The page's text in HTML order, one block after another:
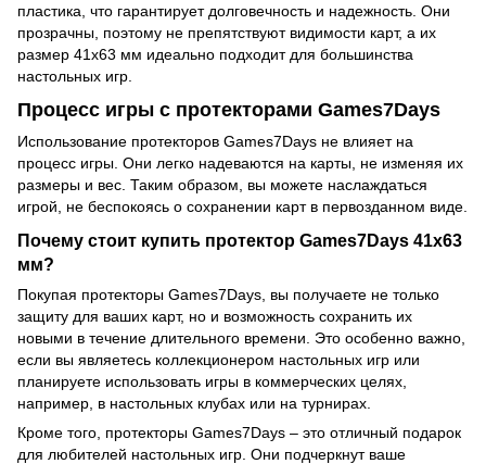
пластика, что гарантирует долговечность и надежность. Они
прозрачны, поэтому не препятствуют видимости карт, а их
размер 41x63 мм идеально подходит для большинства
настольных игр.
Процесс игры с протекторами Games7Days
Использование протекторов Games7Days не влияет на
процесс игры. Они легко надеваются на карты, не изменяя их
размеры и вес. Таким образом, вы можете наслаждаться
игрой, не беспокоясь о сохранении карт в первозданном виде.
Почему стоит купить протектор Games7Days 41x63
мм?
Покупая протекторы Games7Days, вы получаете не только
защиту для ваших карт, но и возможность сохранить их
новыми в течение длительного времени. Это особенно важно,
если вы являетесь коллекционером настольных игр или
планируете использовать игры в коммерческих целях,
например, в настольных клубах или на турнирах.
Кроме того, протекторы Games7Days – это отличный подарок
для любителей настольных игр. Они подчеркнут ваше